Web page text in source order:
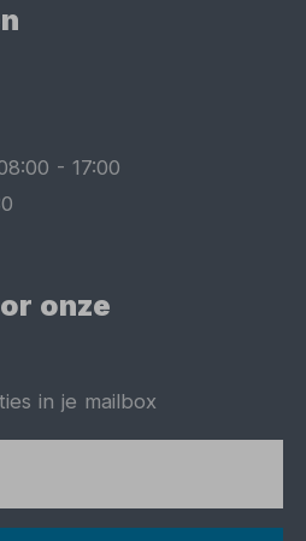
-17:00
onze
in je mailbox